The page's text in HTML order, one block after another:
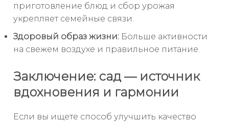
приготовление блюд и сбор урожая
укрепляет семейные связи.
Здоровый образ жизни: Больше активности
на свежем воздухе и правильное питание.
Заключение: сад — источник
вдохновения и гармонии
Если вы ищете способ улучшить качество